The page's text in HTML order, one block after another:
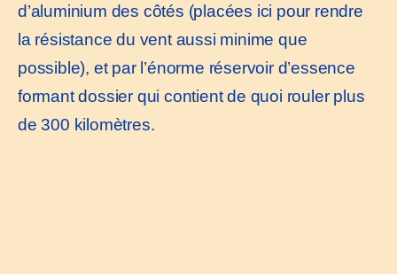
d’aluminium des côtés (placées ici pour rendre
la résistance du vent aussi minime que
possible), et par l’énorme réservoir d’essence
formant dossier qui contient de quoi rouler plus
de 300 kilomètres.